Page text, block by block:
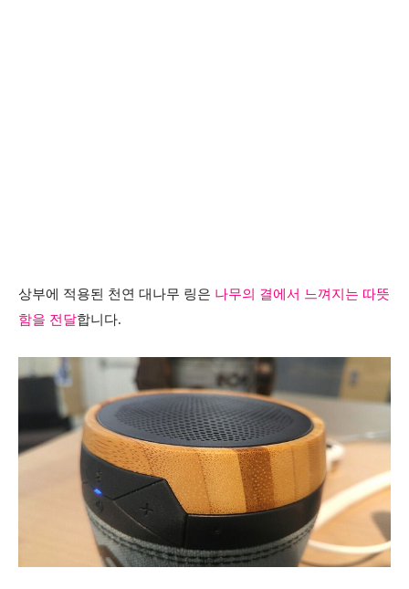
상부에 적용된 천연 대나무 링은 나무의 결에서 느껴지는 따뜻
함을 전달합니다.